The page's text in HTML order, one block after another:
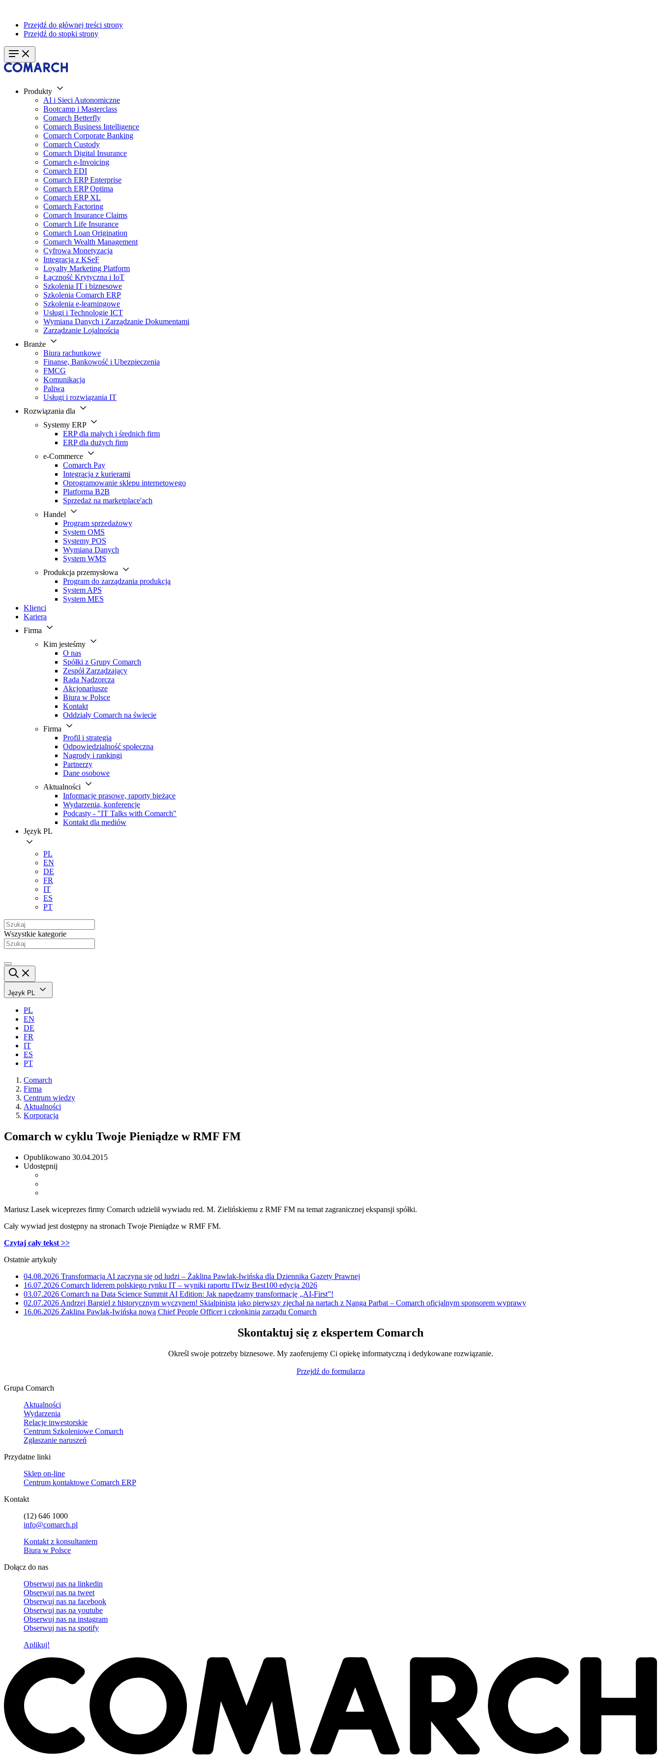
Przejdź do głównej treści strony
Przejdź do stopki strony
Produkty
AI i Sieci Autonomiczne
Bootcamp i Masterclass
Comarch Betterfly
Comarch Business Intelligence
Comarch Corporate Banking
Comarch Custody
Comarch Digital Insurance
Comarch e-Invoicing
Comarch EDI
Comarch ERP Enterprise
Comarch ERP Optima
Comarch ERP XL
Comarch Factoring
Comarch Insurance Claims
Comarch Life Insurance
Comarch Loan Origination
Comarch Wealth Management
Cyfrowa Monetyzacja
Integracja z KSeF
Loyalty Marketing Platform
Łączność Krytyczna i IoT
Szkolenia IT i biznesowe
Szkolenia Comarch ERP
Szkolenia e-learningowe
Usługi i Technologie ICT
Wymiana Danych i Zarządzanie Dokumentami
Zarządzanie Lojalnością
Branże
Biura rachunkowe
Finanse, Bankowość i Ubezpieczenia
FMCG
Komunikacja
Paliwa
Usługi i rozwiązania IT
Rozwiązania dla
Systemy ERP
ERP dla małych i średnich firm
ERP dla dużych firm
e-Commerce
Comarch Pay
Integracja z kurierami
Oprogramowanie sklepu internetowego
Platforma B2B
Sprzedaż na marketplace'ach
Handel
Program sprzedażowy
System OMS
Systemy POS
Wymiana Danych
System WMS
Produkcja przemysłowa
Program do zarządzania produkcją
System APS
System MES
Klienci
Kariera
Firma
Kim jesteśmy
O nas
Spółki z Grupy Comarch
Zespół Zarządzający
Rada Nadzorcza
Akcjonariusze
Biura w Polsce
Kontakt
Oddziały Comarch na świecie
Firma
Profil i strategia
Odpowiedzialność społeczna
Nagrody i rankingi
Partnerzy
Dane osobowe
Aktualności
Informacje prasowe, raporty bieżące
Wydarzenia, konferencje
Podcasty - "IT Talks with Comarch"
Kontakt dla mediów
Język PL
PL
EN
DE
FR
IT
ES
PT
Wszystkie kategorie
Język PL
PL
EN
DE
FR
IT
ES
PT
Comarch
Firma
Centrum wiedzy
Aktualności
Korporacja
Comarch w cyklu Twoje Pieniądze w RMF FM
Opublikowano 30.04.2015
Udostępnij
Mariusz Lasek wiceprezes firmy Comarch udzielił wywiadu red. M. Zielińskiemu z RMF FM na temat zagranicznej ekspansji spółki.
Cały wywiad jest dostępny na stronach Twoje Pieniądze w RMF FM.
Czytaj cały tekst >>
Ostatnie artykuły
04.08.2026 Transformacja AI zaczyna się od ludzi – Żaklina Pawlak-Iwińska dla Dziennika Gazety Prawnej
16.07.2026 Comarch liderem polskiego rynku IT – wyniki raportu ITwiz Best100 edycja 2026
03.07.2026 Comarch na Data Science Summit AI Edition: Jak napędzamy transformację „AI-First”!
02.07.2026 Andrzej Bargiel z historycznym wyczynem! Skialpinista jako pierwszy zjechał na nartach z Nanga Parbat – Comarch oficjalnym sponsorem wyprawy
16.06.2026 Żaklina Pawlak-Iwińska nową Chief People Officer i członkinią zarządu Comarch
Skontaktuj się z ekspertem Comarch
Określ swoje potrzeby biznesowe. My zaoferujemy Ci opiekę informatyczną i dedykowane rozwiązanie.
Przejdź do formularza
Grupa Comarch
Aktualności
Wydarzenia
Relacje inwestorskie
Centrum Szkoleniowe Comarch
Zgłaszanie naruszeń
Przydatne linki
Sklep on-line
Centrum kontaktowe Comarch ERP
Kontakt
(12) 646 1000
info@comarch.pl
Kontakt z konsultantem
Biura w Polsce
Dołącz do nas
Obserwuj nas na linkedin
Obserwuj nas na tweet
Obserwuj nas na facebook
Obserwuj nas na youtube
Obserwuj nas na instagram
Obserwuj nas na spotify
Aplikuj!